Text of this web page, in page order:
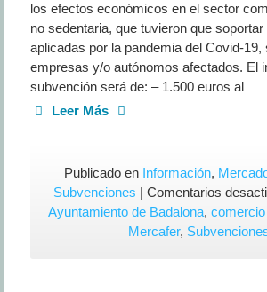
los efectos económicos en el sector
no sedentaria, que tuvieron que
aplicadas por la pandemia del Covid-19,
empresas y/o autónomos afectados. El
subvención será de: – 1.500 euros al
Leer Más
Publicado en Información,
Subvenciones |Comentarios
Ayuntamiento de Badalona,
Mercafer,